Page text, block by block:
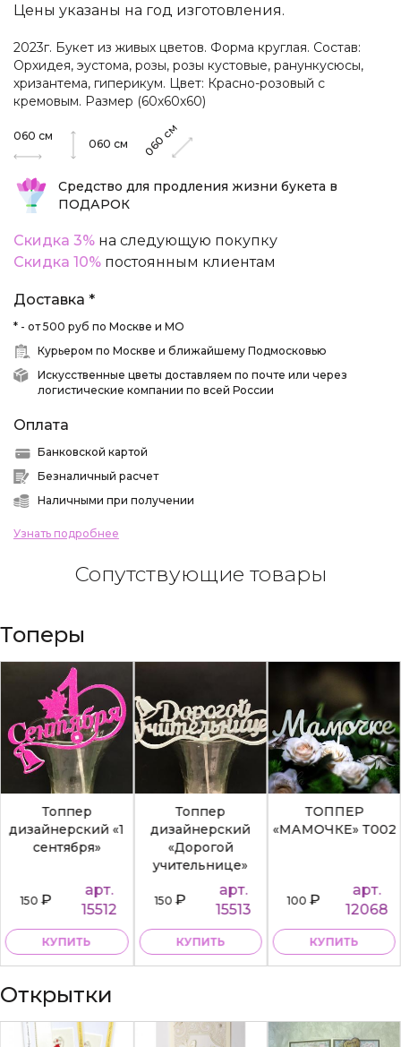
Цены указаны на год изготовления.
2023г. Букет из живых цветов. Форма круглая. Состав:
Орхидея, эустома, розы, розы кустовые, ранункусюсы,
хризантема, гиперикум. Цвет: Красно-розовый с
кремовым. Размер (60х60х60)
060 см
060 см 060
см
Средство для продления жизни букета в
ПОДАРОК
Скидка 3% на следующую покупку
Скидка 10% постоянным клиентам
Доставка *
* - от 500 руб по Москве и МО
Курьером по Москве и ближайшему Подмосковью
Искусственные цветы доставляем по почте или через
логистические компании по всей России
Оплата
Банковской картой
Безналичный расчет
Наличными при получении
Узнать подробнее
Сопутствующие товары
Топеры
Топпер
дизайнерский «1
сентября»
150₽
арт.
15512
КУПИТЬ
Топпер
дизайнерский
«Дорогой
учительнице»
150₽
арт.
15513
КУПИТЬ
ТОППЕР
«МАМОЧКЕ» Т002
100₽
арт.
12068
КУПИТЬ
Открытки